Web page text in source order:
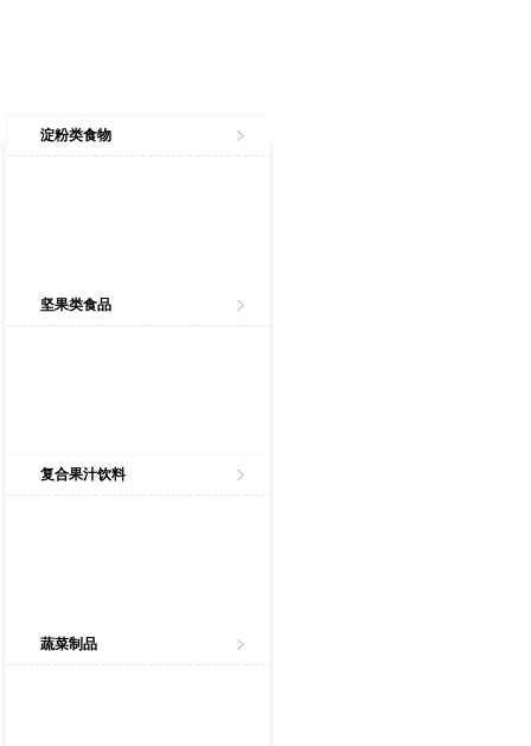
淀粉类食物
坚果类食品
复合果汁饮料
蔬菜制品